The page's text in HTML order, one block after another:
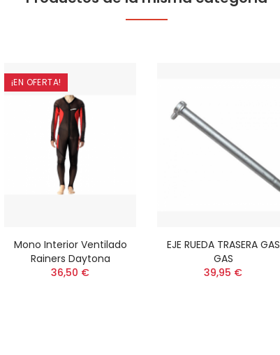
¡EN OFERTA!
Mono Interior Ventilado
Rainers Daytona
36,50 €
EJE RUEDA TRASERA GAS
GAS
39,95 €